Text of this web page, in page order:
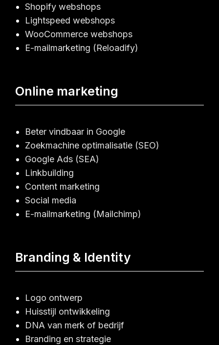
Shopify webshops
Lightspeed webshops
WooCommerce webshops
E-mailmarketing (Reloadify)
Online marketing
Beter vindbaar in Google
Zoekmachine optimalisatie (SEO)
Google Ads (SEA)
Linkbuilding
Content marketing
Social media
E-mailmarketing (Mailchimp)
Branding & Identity
Logo ontwerp
Huisstijl ontwikkeling
DNA van merk of bedrijf
Branding en strategie